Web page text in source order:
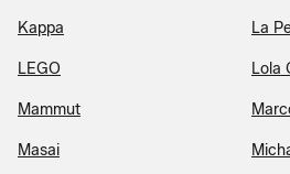
Kappa La
LEGO Lola
Mammut
Masai